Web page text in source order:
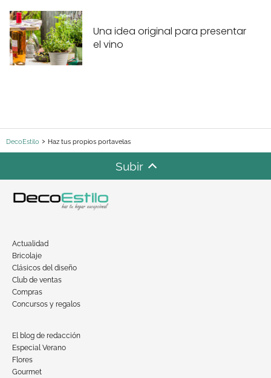
Una idea original para presentar
el vino
DecoEstilo Haz tus propios portavelas
Subir
Actualidad
Bricolaje
Clásicos del diseño
Club de ventas
Compras
Concursos y regalos
El blog de redacción
Especial Verano
Flores
Gourmet